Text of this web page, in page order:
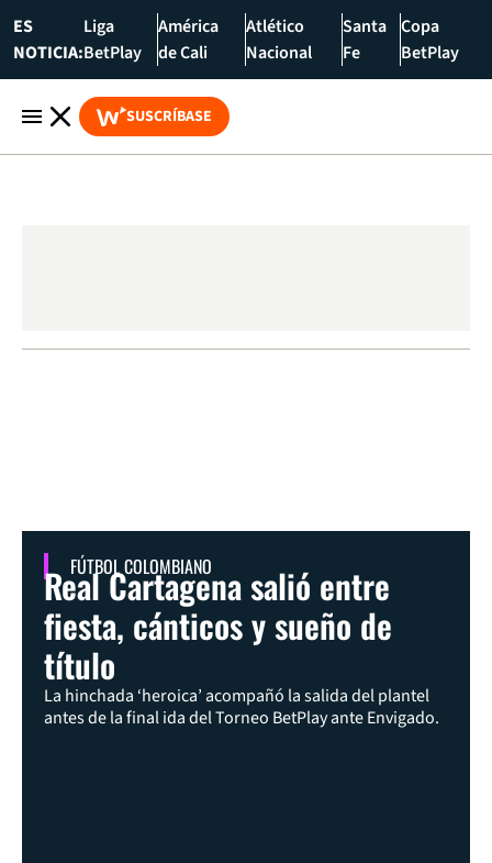
ES
NOTICIA:
Liga
BetPlay
América
de Cali
Atlético
Nacional
Santa
Fe
Copa
BetPlay
SUSCRÍBASE
FÚTBOL COLOMBIANO
Real Cartagena salió entre
fiesta, cánticos y sueño de
título
La hinchada ‘heroica’ acompañó la salida del plantel
antes de la final ida del Torneo BetPlay ante Envigado.